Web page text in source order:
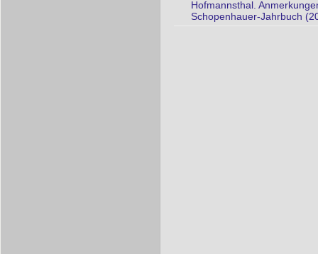
Hofmannsthal.
Schopenhauer-Jahrbuch